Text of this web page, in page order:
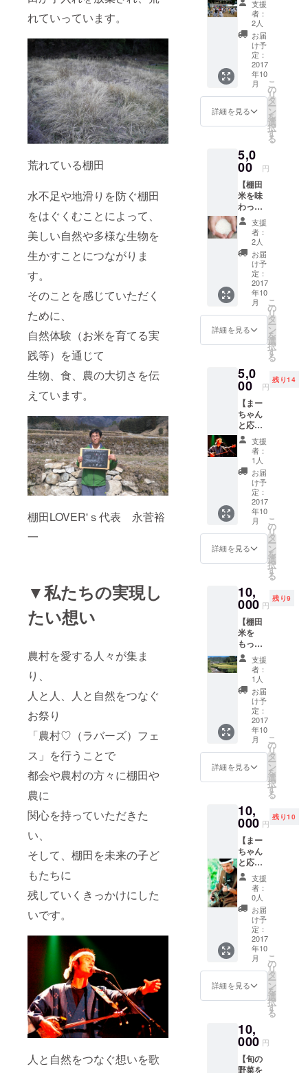
れていっています。
荒れている棚田
水不足や地滑りを防ぐ棚田
をはぐくむことによって、
美しい自然や多様な生物を
生かすことにつながりま
す。
そのことを感じていただく
ために、
自然体験（お米を育てる実
践等）を通じて
生物、食、農の大切さを伝
えています。
棚田LOVER'ｓ代表 永菅裕
一
▼私たちの実現し
たい想い
農村を愛する人々が集ま
り、
人と人、人と自然をつなぐ
お祭り
「農村♡（ラバーズ）フェ
ス」を行うことで
都会や農村の方々に棚田や
農に
関心を持っていただきた
い、
そして、棚田を未来の子ど
もたちに
残していくきっかけにした
いです。
人と自然をつなぐ想いを歌
ら、棚田が
失われてい
ることを伺
2007年5月に
棚田LOVER's
成。2014年
る棚田で結
婚式を実
生物・食・
農の大切さ
を伝え、棚
田を未来の
子どもたち
につないで
いくため
に、
そして、大
学や商店街
での棚田PR
自然体験系
の企画を年
60回程度行
140団体と連
携し、メ
ディアにも
160回掲載さ
人と人や
ニーズ、違
野をつなぐ
ことに喜び
を感じ、
人の想いや
ニーズを理
解し、本当
に喜んでい
ただくこと
を実践し、
人の幸せを
広げ、繋げ
ている。
本当に食べ
ぐらいの感
動できる体
験・米・野
菜の栽培を
実践してい
る。
そして、多
くの人々に
おいしい！
また食べた
畑や田ん
ぼ、棚田に
ありがと
う！喜んで
頂いてい
行って
応援
コー
ス】 ・
農村ラ
バーズ
フェス
の出店
ブース
で使え
る割引
券300円
泉券入
浴無料
券
支援
者：
2人
お届
け予
定：
2017
年10
月
詳細を見る
こ
の
リ
タ
ー
ン
を
選
択
す
る
5,0
00 円
【棚田
米を味
わって
応援
コー
ス】 農
薬・化
学肥料
を使っ
ていな
い市川
町の棚
田米５
合
支援
者：
2人
お届
け予
定：
2017
年10
月
詳細を見る
こ
の
リ
タ
ー
ン
を
選
択
す
る
5,0
00 円
残り14
【まー
ちゃん
と応援
コー
ス】 ・
フェス
でのス
テージ
前特別
席 ・
まー
ちゃん
のサイ
ン入り
色紙
支援
者：
1人
お届
け予
定：
2017
年10
月
詳細を見る
こ
の
リ
タ
ー
ン
を
選
択
す
る
10,
000 円
残り9
【棚田
米を
もっと
味わっ
て応援
コー
ス】 農
薬・化
学肥料
を使っ
ていな
い棚田
米2㎏
（先着3
名は2.5
㎏）
支援
者：
1人
お届
け予
定：
2017
年10
月
詳細を見る
こ
の
リ
タ
ー
ン
を
選
択
す
る
10,
000 円
残り10
【まー
ちゃん
と応援
コース
スペ
シャ
ル】 ・
フェス
でのス
テージ
前特別
席 ・サ
イン入
りCD
・フェ
スの割
引券300
円分
支援
者：
0人
お届
け予
定：
2017
年10
月
詳細を見る
こ
の
リ
タ
ー
ン
を
選
択
す
る
10,
000 円
【旬の
野菜を